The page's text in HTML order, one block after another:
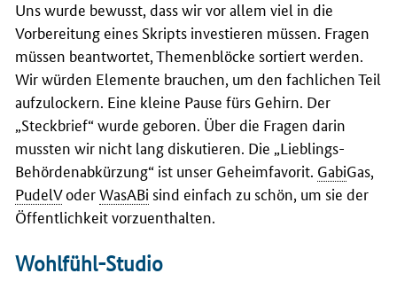
Uns wurde bewusst, dass wir vor allem viel in die
Vorbereitung eines Skripts investieren müssen. Fragen
müssen beantwortet, Themenblöcke sortiert werden.
Wir würden Elemente brauchen, um den fachlichen Teil
aufzulockern. Eine kleine Pause fürs Gehirn. Der
„Steckbrief“ wurde geboren. Über die Fragen darin
mussten wir nicht lang diskutieren. Die „Lieblings-
Behördenabkürzung“ ist unser Geheimfavorit. GabiGas,
PudelVoderWasABi sind einfach zu schön, um sie der
Öffentlichkeit vorzuenthalten.
Wohlfühl-Studio